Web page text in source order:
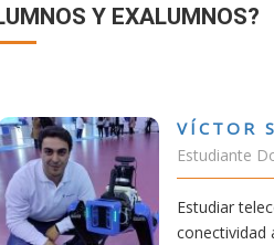
Y EXALUMNOS?
ADE
comprender cómo la
diaria. Aunque la carrera